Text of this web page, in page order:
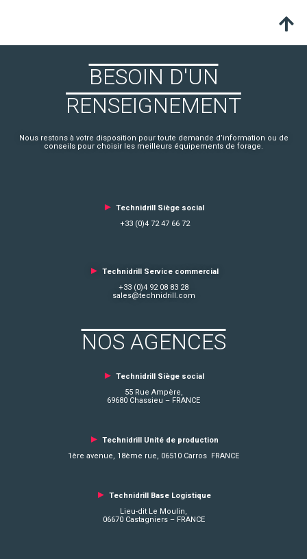
BESOIN D'UN
RENSEIGNEMENT
Nous restons à votre disposition pour toute demande d’information ou de
conseils pour choisir les meilleurs équipements de forage.
► Technidrill Siège social
+33 (0)4 72 47 66 72
► Technidrill Service commercial
+33 (0)4 92 08 83 28
sales@technidrill.com
NOS AGENCES
► Technidrill Siège social
55 Rue Ampère,
69680 Chassieu – FRANCE
► Technidrill Unité de production
1ère avenue, 18ème rue, 06510 Carros FRANCE
► Technidrill Base Logistique
Lieu-dit Le Moulin,
06670 Castagniers – FRANCE